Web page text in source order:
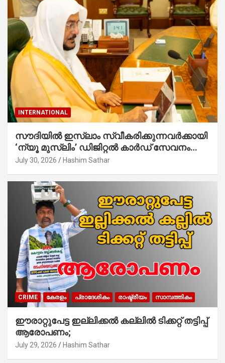
INTERNATIONAL
സൗദിയില്‍ ഇസ്‌ലാം സ്വീകരിക്കുന്നവര്‍ക്കായി
‘ന്യൂ മുസ്ലിം’ ഡിജിറ്റല്‍ കാര്‍ഡ് സേവനം
ആരംഭിച്ചു
July 30, 2026 Hashim Sathar
CRIME കേരളം പ്രാദേശികം രാഷ്ട്രീയം സാമ്പത്തികം
ഈരാറ്റുപേട്ട ഇല്ലിക്കൽ കല്ലിൽ ടിക്കറ്റ് തട്ടിപ്പ്
ആരോപണം;
July 29, 2026 Hashim Sathar